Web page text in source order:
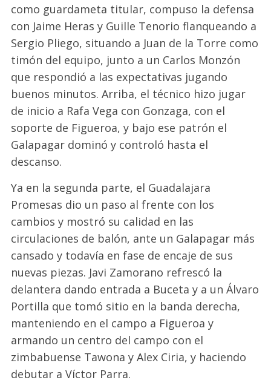
como guardameta titular, compuso la defensa
con Jaime Heras y Guille Tenorio flanqueando a
Sergio Pliego, situando a Juan de la Torre como
timón del equipo, junto a un Carlos Monzón
que respondió a las expectativas jugando
buenos minutos. Arriba, el técnico hizo jugar
de inicio a Rafa Vega con Gonzaga, con el
soporte de Figueroa, y bajo ese patrón el
Galapagar dominó y controló hasta el
descanso.
Ya en la segunda parte, el Guadalajara
Promesas dio un paso al frente con los
cambios y mostró su calidad en las
circulaciones de balón, ante un Galapagar más
cansado y todavía en fase de encaje de sus
nuevas piezas. Javi Zamorano refrescó la
delantera dando entrada a Buceta y a un Álvaro
Portilla que tomó sitio en la banda derecha,
manteniendo en el campo a Figueroa y
armando un centro del campo con el
zimbabuense Tawona y Alex Ciria, y haciendo
debutar a Víctor Parra.